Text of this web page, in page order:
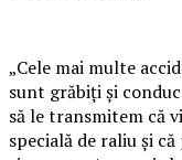
„Cele mai multe
sunt grăbiți și
să le transmitem că
specială de raliu și